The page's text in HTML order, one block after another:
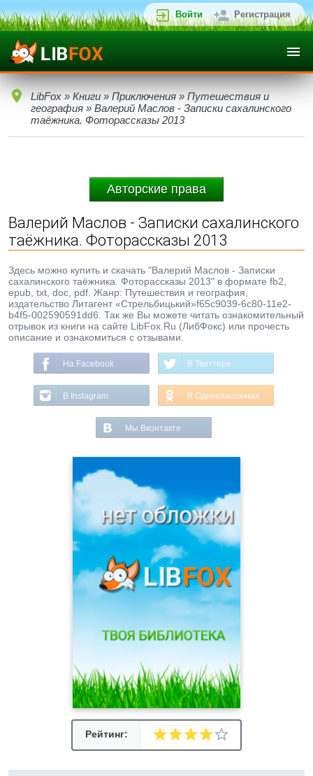
Войти Регистрация
LibFox » Книги » Приключения » Путешествия и
география » Валерий Маслов - Записки сахалинского
таёжника. Фоторассказы 2013
Авторские права
Валерий Маслов - Записки сахалинского
таёжника. Фоторассказы 2013
Здесь можно купить и скачать "Валерий Маслов - Записки
сахалинского таёжника. Фоторассказы 2013" в формате fb2,
epub, txt, doc, pdf. Жанр: Путешествия и география,
издательство Литагент «Стрельбицький»f65c9039-6c80-11e2-
b4f5-002590591dd6. Так же Вы можете читать ознакомительный
отрывок из книги на сайте LibFox.Ru (ЛибФокс) или прочесть
описание и ознакомиться с отзывами.
На Facebook В Твиттере
В Instagram В Одноклассниках
Мы Вконтакте
Рейтинг: